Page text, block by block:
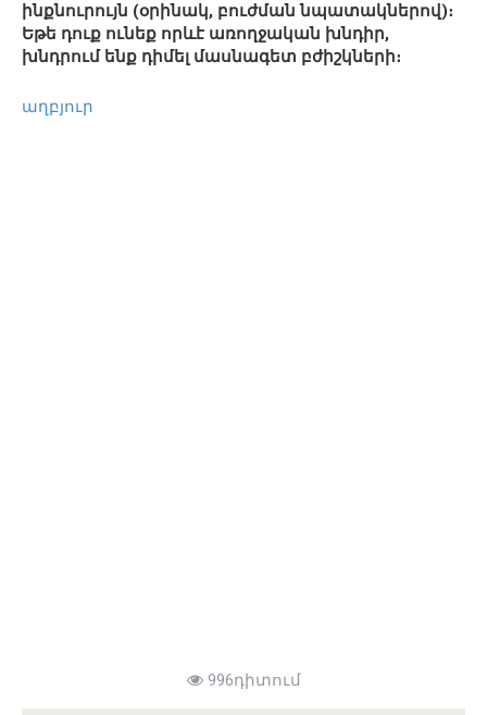
ինքնուրույն (օրինակ, բուժման նպատակներով)։
Եթե դուք ունեք որևէ առողջական խնդիր,
խնդրում ենք դիմել մասնագետ բժիշկների։
աղբյուր
996դիտում